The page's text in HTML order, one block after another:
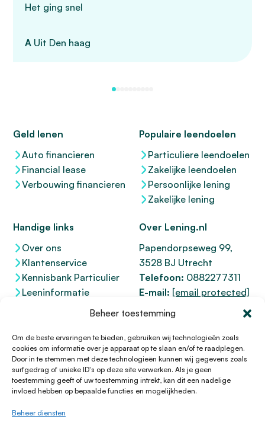
Beheer toestemming
Om de beste ervaringen te bieden, gebruiken wij technologieën zoals
cookies om informatie over je apparaat op te slaan en/of te raadplegen.
Door in te stemmen met deze technologieën kunnen wij gegevens zoals
surfgedrag of unieke ID's op deze site verwerken. Als je geen
toestemming geeft of uw toestemming intrekt, kan dit een nadelige
invloed hebben op bepaalde functies en mogelijkheden.
Beheer diensten
Het ging snel
A Uit Den haag
Geld lenen
Auto financieren
Financial lease
Verbouwing financieren
Populaire leendoelen
Particuliere leendoelen
Zakelijke leendoelen
Persoonlijke lening
Zakelijke lening
Handige links
Over ons
Klantenservice
Kennisbank Particulier
Leeninformatie
Over Lening.nl
Papendorpseweg 99,
3528 BJ Utrecht
Telefoon: 0882277311
E-mail: [email protected]
KvK 76100200
12047091
Kifid 300.017942
© 1996 - 2026 Lening.nl
Privacy Policy